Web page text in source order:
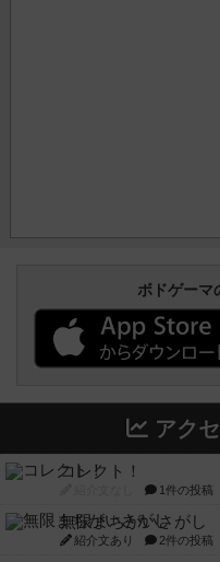
ボドゲーマ
アク
コレクト！
1件の投稿
無限まちがいさがし
紹介文あり 2件の投稿